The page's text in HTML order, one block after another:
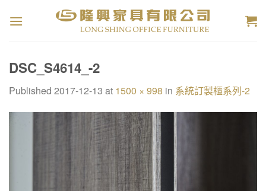
DSC_S4614_-2
Published 2017-12-13 at 1500 × 998 in 系統訂製櫃系列-2